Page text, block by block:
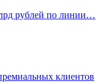
рублей по линии…
клиентов